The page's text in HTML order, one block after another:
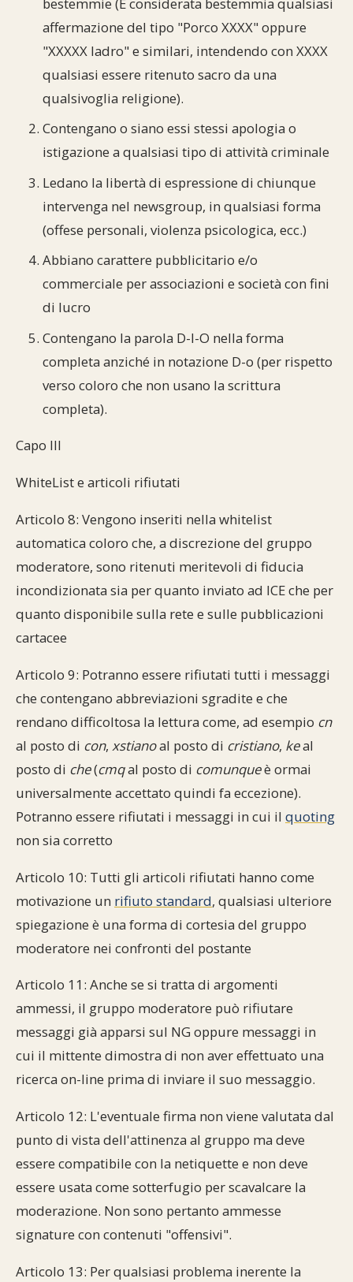
affermazione del tipo "Porco XXXX" oppure
"XXXXX ladro" e similari, intendendo con XXXX
qualsiasi essere ritenuto sacro da una
qualsivoglia religione).
Contengano o siano essi stessi apologia o
istigazione a qualsiasi tipo di attività criminale
Ledano la libertà di espressione di chiunque
intervenga nel newsgroup, in qualsiasi forma
(offese personali, violenza psicologica, ecc.)
Abbiano carattere pubblicitario e/o
commerciale per associazioni e società con fini
di lucro
Contengano la parola D-I-O nella forma
completa anziché in notazione D-o (per rispetto
verso coloro che non usano la scrittura
completa).
Capo III
WhiteList e articoli rifiutati
Articolo 8: Vengono inseriti nella whitelist
automatica coloro che, a discrezione del gruppo
moderatore, sono ritenuti meritevoli di fiducia
incondizionata sia per quanto inviato ad ICE che per
quanto disponibile sulla rete e sulle pubblicazioni
cartacee
Articolo 9: Potranno essere rifiutati tutti i messaggi
che contengano abbreviazioni sgradite e che
rendano difficoltosa la lettura come, ad esempio cn
al posto di con, xstianoal posto di cristiano, keal
posto di che(cmqal posto di comunqueè ormai
universalmente accettato quindi fa eccezione).
Potranno essere rifiutati i messaggi in cui il quoting
non sia corretto
Articolo 10: Tutti gli articoli rifiutati hanno come
motivazione un rifiuto standard, qualsiasi ulteriore
spiegazione è una forma di cortesia del gruppo
moderatore nei confronti del postante
Articolo 11: Anche se si tratta di argomenti
ammessi, il gruppo moderatore può rifiutare
messaggi già apparsi sul NG oppure messaggi in
cui il mittente dimostra di non aver effettuato una
ricerca on-line prima di inviare il suo messaggio.
Articolo 12: L'eventuale firma non viene valutata dal
punto di vista dell'attinenza al gruppo ma deve
essere compatibile con la netiquette e non deve
essere usata come sotterfugio per scavalcare la
moderazione. Non sono pertanto ammesse
signature con contenuti "offensivi".
Articolo 13: Per qualsiasi problema inerente la